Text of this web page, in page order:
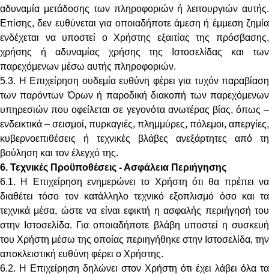
αδυναμία μετάδοσης των πληροφοριών ή λειτουργιών αυτής.
Επίσης, δεν ευθύνεται για οποιαδήποτε άμεση ή έμμεση ζημία
ενδέχεται να υποστεί ο Χρήστης εξαιτίας της πρόσβασης,
χρήσης ή αδυναμίας χρήσης της Ιστοσελίδας και των
παρεχόμενων μέσω αυτής πληροφοριών.
5.3. Η Επιχείρηση ουδεμία ευθύνη φέρει για τυχόν παραβίαση
των παρόντων Όρων ή παροδική διακοπή των παρεχόμενων
υπηρεσιών που οφείλεται σε γεγονότα ανωτέρας βίας, όπως –
ενδεικτικά – σεισμοί, πυρκαγιές, πλημμύρες, πόλεμοι, απεργίες,
κυβερνοεπιθέσεις ή τεχνικές βλάβες ανεξάρτητες από τη
βούληση και τον έλεγχό της.
6. Τεχνικές Προϋποθέσεις - Ασφάλεια Περιήγησης
6.1. Η Επιχείρηση ενημερώνει το Χρήστη ότι θα πρέπει να
διαθέτει τόσο τον κατάλληλο τεχνικό εξοπλισμό όσο και τα
τεχνικά μέσα, ώστε να είναι εφικτή η ασφαλής περιήγησή του
στην Ιστοσελίδα. Για οποιαδήποτε βλάβη υποστεί η συσκευή
του Χρήστη μέσω της οποίας περιηγήθηκε στην Ιστοσελίδα, την
αποκλειστική ευθύνη φέρει ο Χρήστης.
6.2. Η Επιχείρηση δηλώνει στον Χρήστη ότι έχει λάβει όλα τα